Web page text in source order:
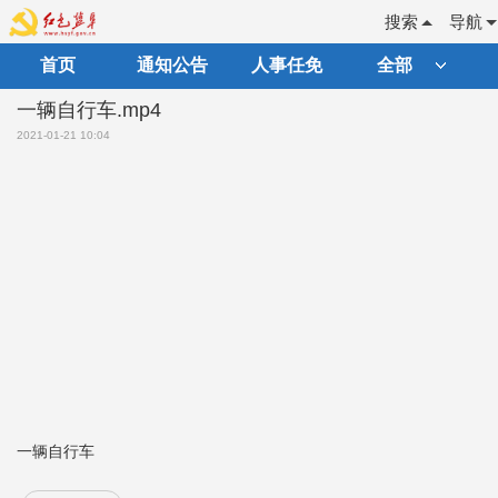
导航
搜索
首页 通知公告 人事任免 全部
一辆自行车.mp4
2021-01-21 10:04
一辆自行车